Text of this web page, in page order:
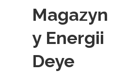
Magazyn
y Energii
Deye